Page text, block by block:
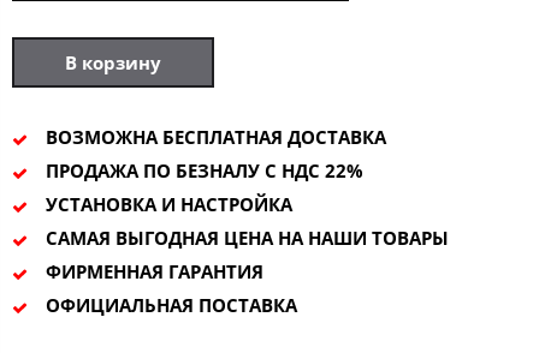
В корзину
ВОЗМОЖНА БЕСПЛАТНАЯ ДОСТАВКА
ПРОДАЖА ПО БЕЗНАЛУ С НДС 22%
УСТАНОВКА И НАСТРОЙКА
САМАЯ ВЫГОДНАЯ ЦЕНА НА НАШИ ТОВАРЫ
ФИРМЕННАЯ ГАРАНТИЯ
ОФИЦИАЛЬНАЯ ПОСТАВКА